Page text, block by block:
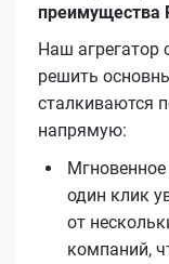
преимущества
Наш агрегатор
решить
сталкиваются
напрямую:
один клик
от
компаний,